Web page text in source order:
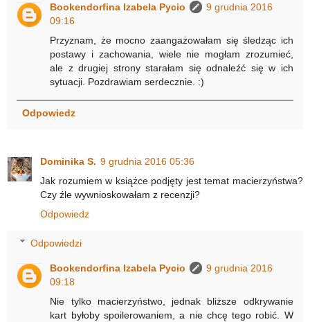
Bookendorfina Izabela Pycio
9 grudnia 2016
09:16
Przyznam, że mocno zaangażowałam się śledząc ich
postawy i zachowania, wiele nie mogłam zrozumieć,
ale z drugiej strony starałam się odnaleźć się w ich
sytuacji. Pozdrawiam serdecznie. :)
Odpowiedz
Dominika S. 9 grudnia 2016 05:36
Jak rozumiem w książce podjęty jest temat macierzyństwa?
Czy źle wywnioskowałam z recenzji?
Odpowiedz
Odpowiedzi
Bookendorfina Izabela Pycio
9 grudnia 2016
09:18
Nie tylko macierzyństwo, jednak bliższe odkrywanie
kart byłoby spoilerowaniem, a nie chcę tego robić. W